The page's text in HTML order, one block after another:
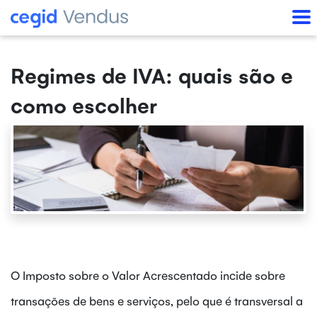
Regimes de IVA: quais são e
como escolher
O Imposto sobre o Valor Acrescentado incide sobre
transações de bens e serviços, pelo que é transversal a